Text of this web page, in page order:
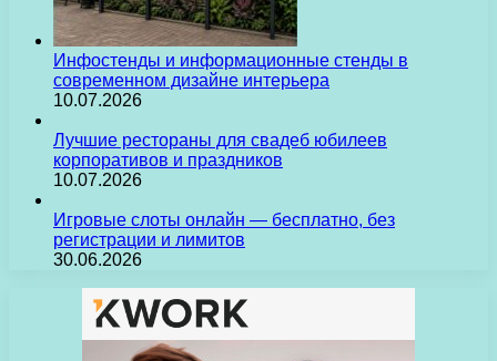
Инфостенды и информационные стенды в
современном дизайне интерьера
10.07.2026
Лучшие рестораны для свадеб юбилеев
корпоративов и праздников
10.07.2026
Игровые слоты онлайн — бесплатно, без
регистрации и лимитов
30.06.2026